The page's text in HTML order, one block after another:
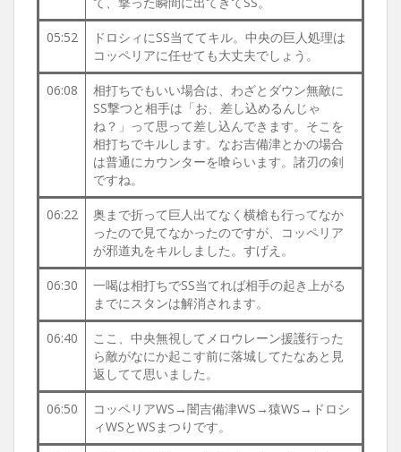
05:52
ドロシィにSS当ててキル。中央の巨人処理は
コッペリアに任せても大丈夫でしょう。
06:08
相打ちでもいい場合は、わざとダウン無敵に
SS撃つと相手は「お、差し込めるんじゃ
ね？」って思って差し込んできます。そこを
相打ちでキルします。なお吉備津とかの場合
は普通にカウンターを喰らいます。諸刃の剣
ですね。
06:22
奥まで折って巨人出てなく横槍も行ってなか
ったので見てなかったのですが、コッペリア
が邪道丸をキルしました。すげえ。
06:30
一喝は相打ちでSS当てれば相手の起き上がる
までにスタンは解消されます。
06:40
ここ、中央無視してメロウレーン援護行った
ら敵がなにか起こす前に落城してたなあと見
返してて思いました。
06:50
コッペリアWS→闇吉備津WS→猿WS→ドロシ
ィWSとWSまつりです。